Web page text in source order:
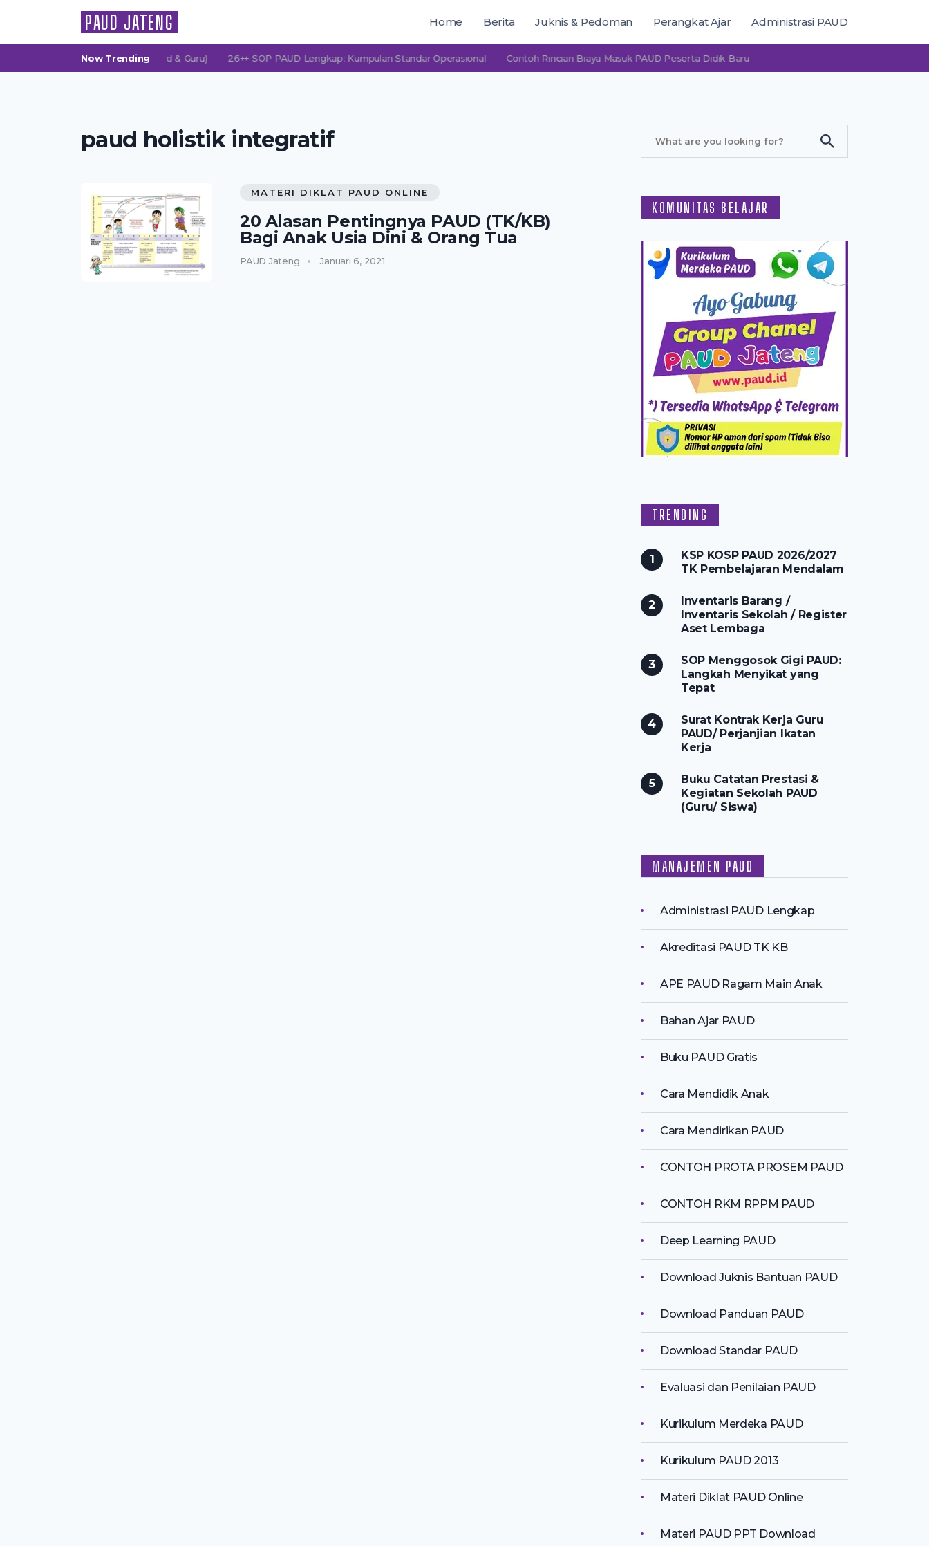
PAUD JATENG Home Berita Juknis & Pedoman Perangkat Ajar Administrasi PAUD
Now Trending
(Persatuan Orang Tua Murid & Guru) 26++ SOP PAUD Lengkap: Kumpulan Standar Operasional Contoh Rincian Biaya Masuk PAUD Peserta Didik Baru
paud holistik integratif
MATERI DIKLAT PAUD ONLINE
20 Alasan Pentingnya PAUD (TK/KB)
Bagi Anak Usia Dini & Orang Tua
PAUD Jateng Januari 6, 2021
KOMUNITAS BELAJAR
TRENDING
KSP KOSP PAUD 2026/2027
TK Pembelajaran Mendalam
Inventaris Barang /
Inventaris Sekolah / Register
Aset Lembaga
SOP Menggosok Gigi PAUD:
Langkah Menyikat yang
Tepat
Surat Kontrak Kerja Guru
PAUD/ Perjanjian Ikatan
Kerja
Buku Catatan Prestasi &
Kegiatan Sekolah PAUD
(Guru/ Siswa)
MANAJEMEN PAUD
Administrasi PAUD Lengkap
Akreditasi PAUD TK KB
APE PAUD Ragam Main Anak
Bahan Ajar PAUD
Buku PAUD Gratis
Cara Mendidik Anak
Cara Mendirikan PAUD
CONTOH PROTA PROSEM PAUD
CONTOH RKM RPPM PAUD
Deep Learning PAUD
Download Juknis Bantuan PAUD
Download Panduan PAUD
Download Standar PAUD
Evaluasi dan Penilaian PAUD
Kurikulum Merdeka PAUD
Kurikulum PAUD 2013
Materi Diklat PAUD Online
Materi PAUD PPT Download